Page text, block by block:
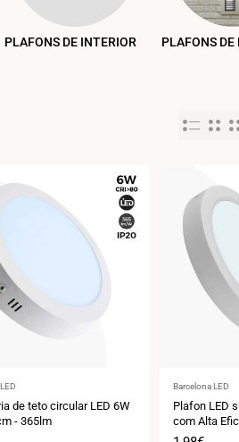
PLAFONS DE INTERIOR PLAFONS DE
de teto circular LED 6W
- 365lm
Fornecedor:
Barcelona LED
Plafon LED
com Alta